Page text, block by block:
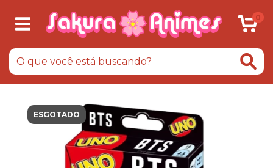
0
ESGOTADO